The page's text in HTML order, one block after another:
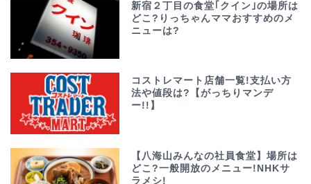
新宿２丁目の食堂｢クイン｣の場所は
どこ?りっちゃんママおすすめのメ
ニューは?
コストレマート店舗一覧!支払い方
法や値段は?【がっちりマンデ
ー!!】
【八海山みんなの社員食堂】場所は
どこ?一般開放のメニュー!NHKサ
ラメシ!